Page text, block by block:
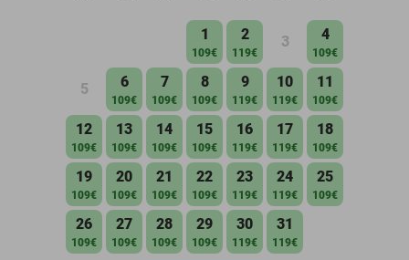
1
109€
2
119€
3 4
109€
5 6
109€
7
109€
8
109€
9
119€
10
119€
11
109€
12
109€
13
109€
14
109€
15
109€
16
119€
17
119€
18
109€
19
109€
20
109€
21
109€
22
109€
23
119€
24
119€
25
109€
26
109€
27
109€
28
109€
29
109€
30
119€
31
119€